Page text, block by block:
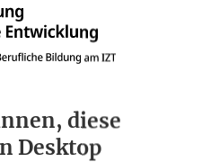
diese
Desktop